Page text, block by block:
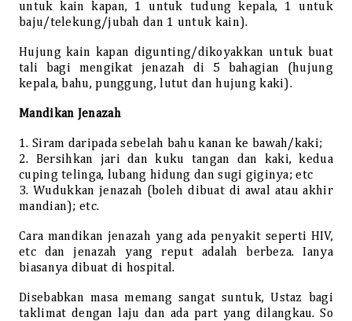
untuk kain kapan, 1 untuk tudung kepala, 1 untuk
baju/telekung/jubah dan 1 untuk kain).
Hujung kain kapan digunting/dikoyakkan untuk buat
tali bagi mengikat jenazah di 5 bahagian (hujung
kepala, bahu, punggung, lutut dan hujung kaki).
Mandikan Jenazah
1. Siram daripada sebelah bahu kanan ke bawah/kaki;
2. Bersihkan jari dan kuku tangan dan kaki, kedua
cuping telinga, lubang hidung dan sugi giginya; etc
3. Wudukkan jenazah (boleh dibuat di awal atau akhir
mandian); etc.
Cara mandikan jenazah yang ada penyakit seperti HIV,
etc dan jenazah yang reput adalah berbeza. Ianya
biasanya dibuat di hospital.
Disebabkan masa memang sangat suntuk, Ustaz bagi
taklimat dengan laju dan ada part yang dilangkau. So